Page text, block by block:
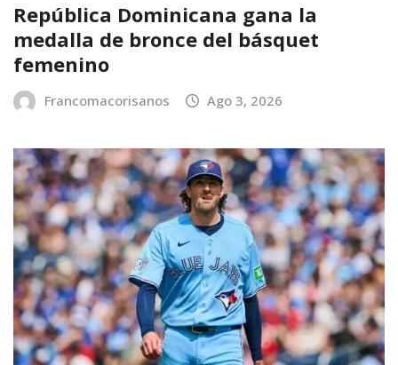
República Dominicana gana la
medalla de bronce del básquet
femenino
Francomacorisanos Ago 3, 2026